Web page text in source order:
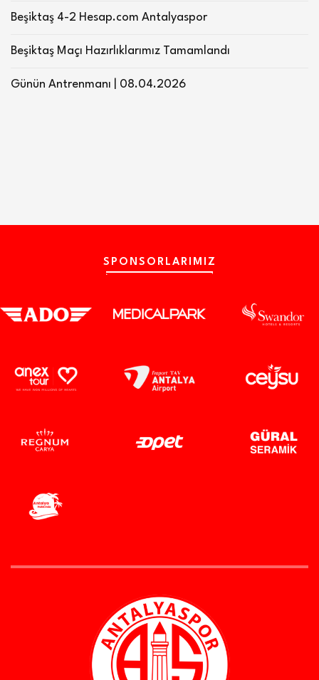
Beşiktaş 4-2 Hesap.com Antalyaspor
Beşiktaş Maçı Hazırlıklarımız Tamamlandı
Günün Antrenmanı | 08.04.2026
SPONSORLARIMIZ